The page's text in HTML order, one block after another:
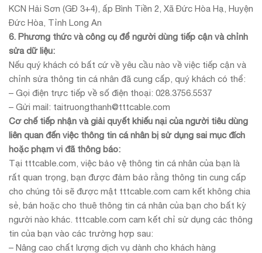
KCN Hải Sơn (GĐ 3+4), ấp Bình Tiền 2, Xã Đức Hòa Hạ, Huyện
Đức Hòa, Tỉnh Long An
6. Phương thức và công cụ để người dùng tiếp cận và chỉnh
sửa dữ liệu:
Nếu quý khách có bất cứ về yêu cầu nào về việc tiếp cận và
chỉnh sửa thông tin cá nhân đã cung cấp, quý khách có thể:
– Gọi điện trực tiếp về số điện thoại: 028.3756.5537
– Gửi mail: taitruongthanh@tttcable.com
Cơ chế tiếp nhận và giải quyết khiếu nại của người tiêu dùng
liên quan đến việc thông tin cá nhân bị sử dụng sai mục đích
hoặc phạm vi đã thông báo:
Tại tttcable.com, việc bảo vệ thông tin cá nhân của bạn là
rất quan trọng, bạn được đảm bảo rằng thông tin cung cấp
cho chúng tôi sẽ được mật tttcable.com cam kết không chia
sẻ, bán hoặc cho thuê thông tin cá nhân của bạn cho bất kỳ
người nào khác. tttcable.com cam kết chỉ sử dụng các thông
tin của bạn vào các trường hợp sau:
– Nâng cao chất lượng dịch vụ dành cho khách hàng